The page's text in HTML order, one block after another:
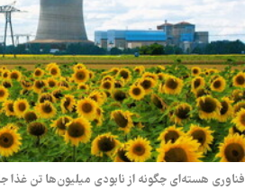
فناوری هسته‌ای چگونه از نابودی میلیون‌ها تن غذا